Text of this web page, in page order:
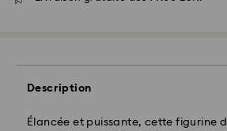
Description
Élancée et puissante, cette figurine